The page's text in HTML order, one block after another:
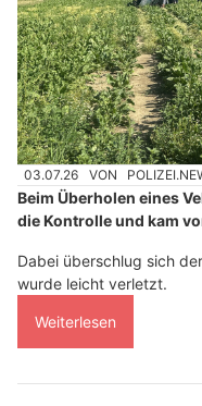
03.07.26 VON
Beim Überholen eines
die Kontrolle und kam
Dabei überschlug sich
wurde leicht verletzt.
Weiterlesen